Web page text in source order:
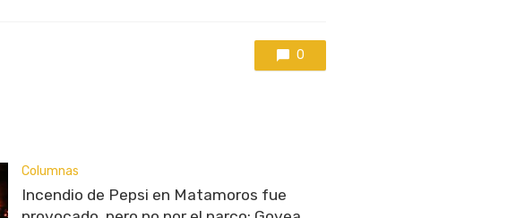
0
Columnas
Incendio de Pepsi en Matamoros fue